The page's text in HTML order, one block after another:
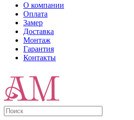
О компании
Оплата
Замер
Доставка
Монтаж
Гарантия
Контакты